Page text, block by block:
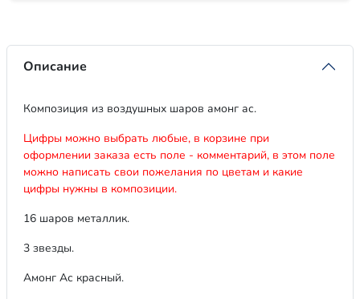
Описание
Композиция из воздушных шаров амонг ас.
Цифры можно выбрать любые, в корзине при
оформлении заказа есть поле - комментарий, в этом поле
можно написать свои пожелания по цветам и какие
цифры нужны в композиции.
16 шаров металлик.
3 звезды.
Амонг Ас красный.